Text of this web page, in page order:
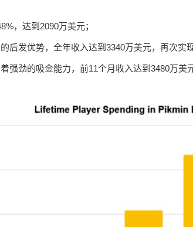
，达到2090万美元；
后发优势，全年收入达到3340万美元，再次实
强劲的吸金能力，前11个月收入达到3480万